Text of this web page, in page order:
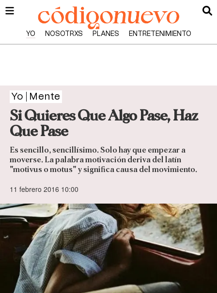
YO NOSOTRXS PLANES ENTRETENIMIENTO
Yo Mente
Si Quieres Que Algo Pase, Haz
Que Pase
Es sencillo, sencillísimo. Solo hay que empezar a
moverse. La palabra motivación deriva del latín
"motivus o motus" y significa causa del movimiento.
11 febrero 2016 10:00